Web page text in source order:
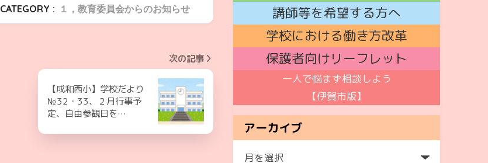
CATEGORY : １，教育委員会からのお知らせ
次の記事
【成和西小】学校だより
№32・33、２月行事予
定、自由参観日を…
講師等を希望する方へ
学校における働き方改革
保護者向けリーフレット
一人で悩まず相談しよう
【伊賀市版】
アーカイブ
ア